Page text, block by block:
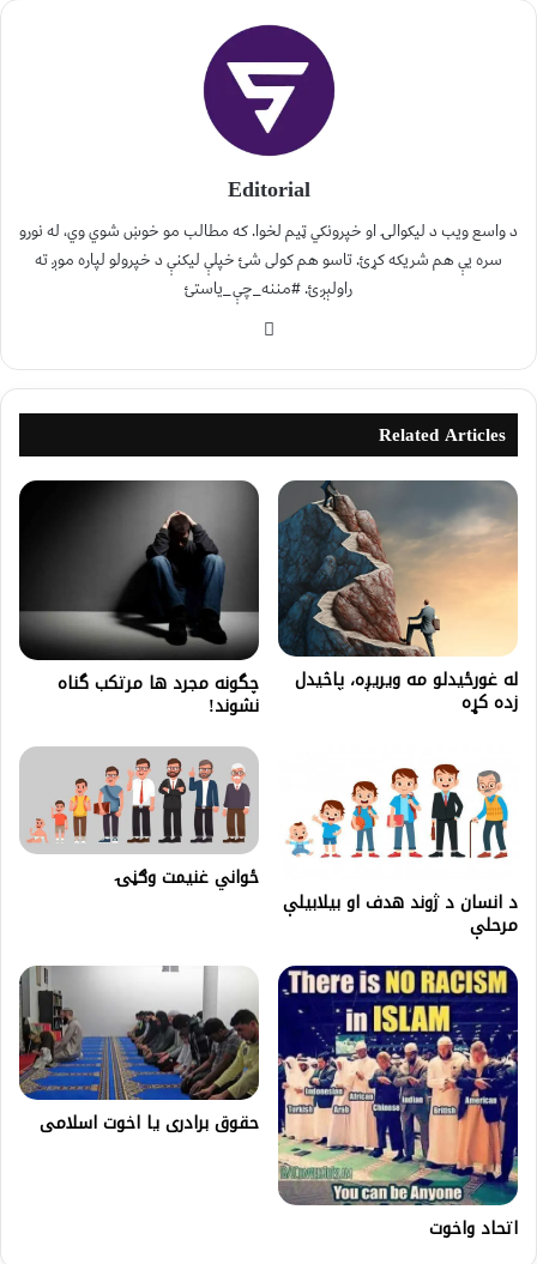
Editorial
د واسع ویب د لیکوالۍ او خپرونکي ټیم لخوا. که مطالب مو خوښ شوي وي، له نورو
سره یې هم شریکه کړئ. تاسو هم کولی شئ خپلې لیکنې د خپرولو لپاره موږ ته
راولېږئ. #مننه_چې_یاستئ
Related Articles
له غورځيدلو مه ويريږه، پاڅيدل
زده كړه
چگونه مجرد ها مرتکب گناه
نشوند!
د انسان د ژوند هدف او بیلابیلې
مرحلې
ځواني غنيمت وګڼۍ
اتحاد واخوت
حقوق برادری يا اخوت اسلامی